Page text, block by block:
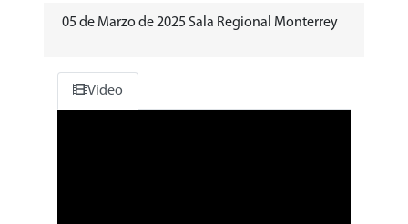
05 de Marzo de 2025 Sala Regional Monterrey
Video